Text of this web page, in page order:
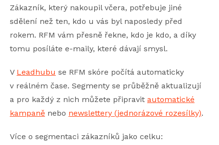
Zákazník, který nakoupil včera, potřebuje jiné
sdělení než ten, kdo u vás byl naposledy před
rokem. RFM vám přesně řekne, kdo je kdo, a díky
tomu posíláte e-maily, které dávají smysl.
V Leadhubu se RFM skóre počítá automaticky
v reálném čase. Segmenty se průběžně aktualizují
a pro každý z nich můžete připravit automatické
kampaně nebo newslettery (jednorázové rozesílky).
Více o segmentaci zákazníků jako celku: